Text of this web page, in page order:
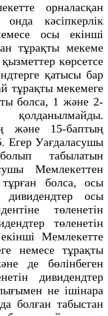
орналасқан
кәсіпкерлік
осы екінші
тұрақты мекеме
көрсетсе
қатысы бар
тұрақты мекемеге
болса, 1 және 2-
қолданылмайды.
және 15-баптың
Уағдаласушы
табылатын
Мемлекеттен
болса, осы
осы
төленетін
төленетін
Мемлекетте
немесе тұрақты
де бөлінбеген
дивидендтер
не ішінара
болған табыстан